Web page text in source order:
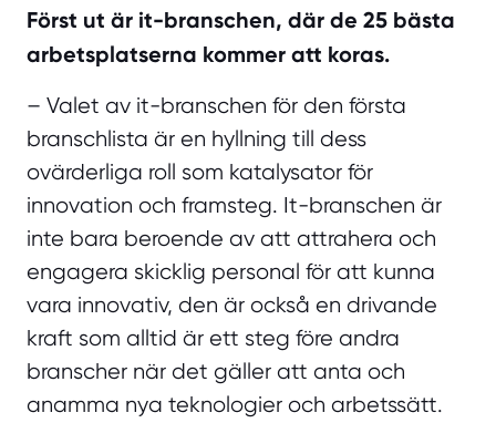
Först ut är it-branschen, där de 25 bästa
arbetsplatserna kommer att koras.
– Valet av it-branschen för den första
branschlista är en hyllning till dess
ovärderliga roll som katalysator för
innovation och framsteg. It-branschen är
inte bara beroende av att attrahera och
engagera skicklig personal för att kunna
vara innovativ, den är också en drivande
kraft som alltid är ett steg före andra
branscher när det gäller att anta och
anamma nya teknologier och arbetssätt.